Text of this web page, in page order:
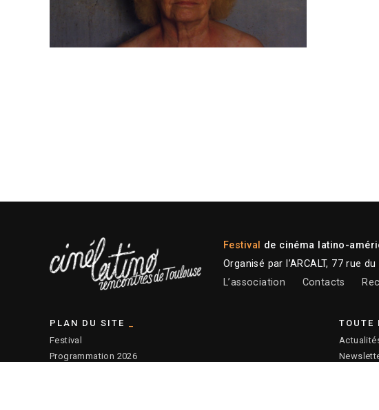
Festival de cinéma latino-
Organisé par l’ARCALT, 77 rue
L’association
Contacts
PLAN DU SITE
Festival
Programmation 2026
TOUTE